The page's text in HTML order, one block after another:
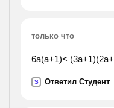
только что
6а(а+1)<
S Ответил Студент